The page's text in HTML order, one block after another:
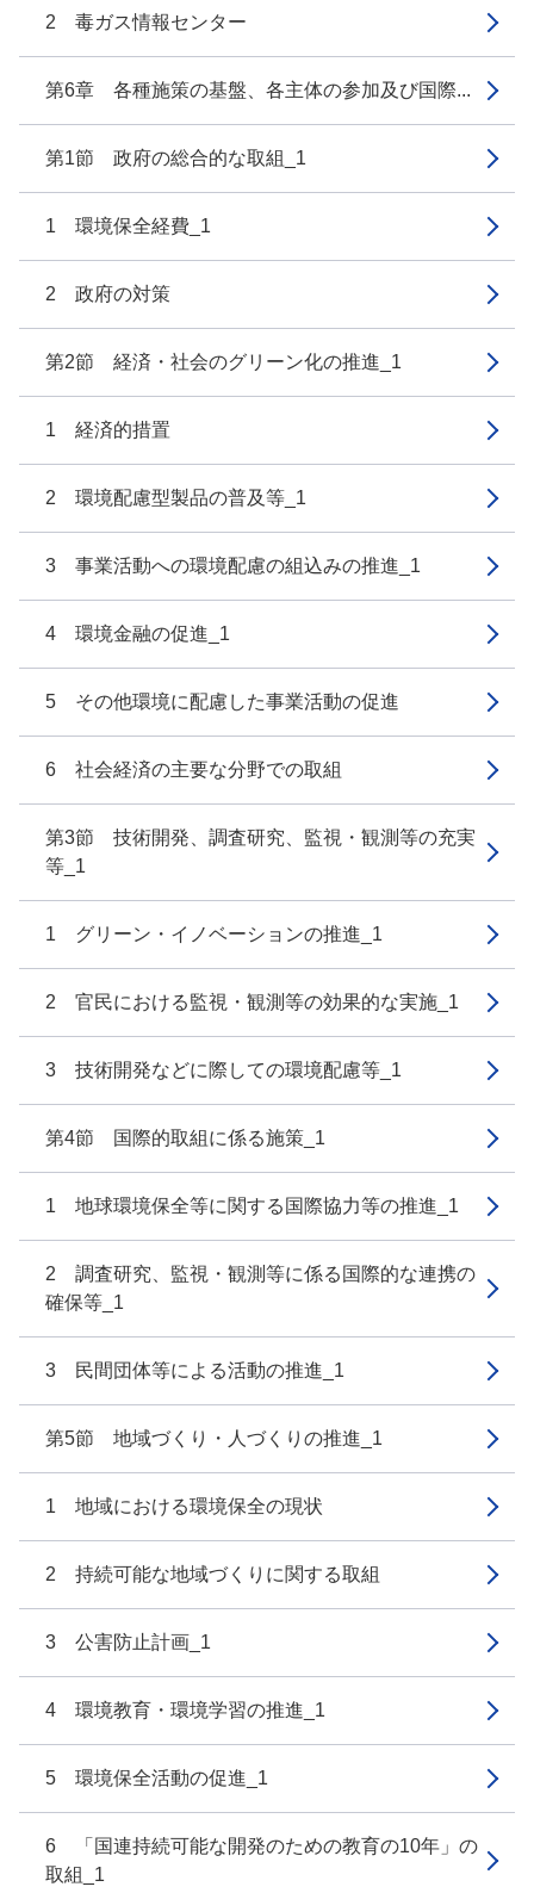
2 毒ガス情報センター
第6章 各種施策の基盤、各主体の参加及び国際...
第1節 政府の総合的な取組_1
1 環境保全経費_1
2 政府の対策
第2節 経済・社会のグリーン化の推進_1
1 経済的措置
2 環境配慮型製品の普及等_1
3 事業活動への環境配慮の組込みの推進_1
4 環境金融の促進_1
5 その他環境に配慮した事業活動の促進
6 社会経済の主要な分野での取組
第3節 技術開発、調査研究、監視・観測等の充実
等_1
1 グリーン・イノベーションの推進_1
2 官民における監視・観測等の効果的な実施_1
3 技術開発などに際しての環境配慮等_1
第4節 国際的取組に係る施策_1
1 地球環境保全等に関する国際協力等の推進_1
2 調査研究、監視・観測等に係る国際的な連携の
確保等_1
3 民間団体等による活動の推進_1
第5節 地域づくり・人づくりの推進_1
1 地域における環境保全の現状
2 持続可能な地域づくりに関する取組
3 公害防止計画_1
4 環境教育・環境学習の推進_1
5 環境保全活動の促進_1
6 「国連持続可能な開発のための教育の10年」の
取組_1